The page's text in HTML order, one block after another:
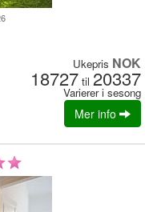
Ukepris NOK
18727 til 20337
Varierer i sesong
Mer info